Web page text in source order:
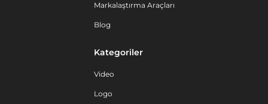
Markalaştırma Araçları
Blog
Kategoriler
Video
Logo